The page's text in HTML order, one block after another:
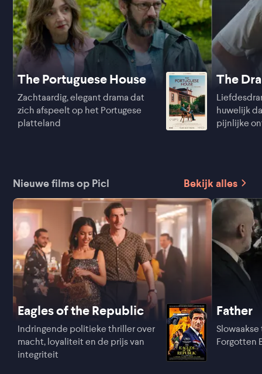
The Portuguese House
Zachtaardig, elegant drama dat
zich afspeelt op het Portugese
platteland
The
huwelijk
pijnlijke
Nieuwe films op Picl Bekijk alles
Eagles of the Republic
Indringende politieke thriller over
macht, loyaliteit en de prijs van
integriteit
Father
Forgotten